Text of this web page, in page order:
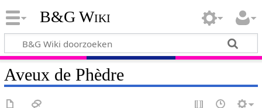
B&G Wiki
Aveux de Phèdre